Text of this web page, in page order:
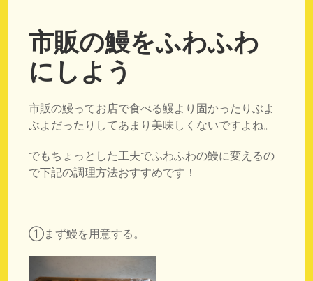
市販の鰻をふわふわ
にしよう
市販の鰻ってお店で食べる鰻より固かったりぶよ
ぶよだったりしてあまり美味しくないですよね。
でもちょっとした工夫でふわふわの鰻に変えるの
で下記の調理方法おすすめです！
①まず鰻を用意する。